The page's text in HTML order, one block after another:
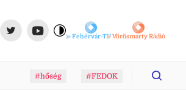
Fehérvár-TVVörösmarty Rádió
#hőség #FEDOK